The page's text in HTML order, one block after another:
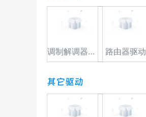
调制解调器驱动 路由器驱动
其它驱动